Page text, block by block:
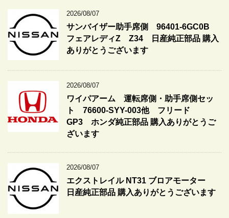
2026/08/07
サンバイザー助手席側 96401-6GC0B
フェアレディZ Z34 日産純正部品 購入
ありがとうございます
2026/08/07
ワイパアーム 運転席側・助手席側セッ
ト 76600-SYY-003他 フリード
GP3 ホンダ純正部品 購入ありがとうご
ざいます
2026/08/07
エクストレイル NT31 ブロアモーター
日産純正部品 購入ありがとうございます